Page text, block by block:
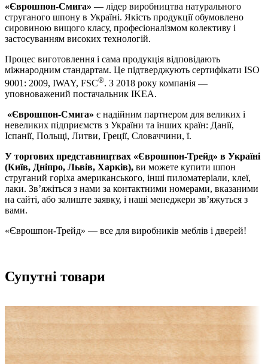
«Єврошпон-Смига» — лідер виробництва натурального
струганого шпону в Україні. Якість продукції обумовлено
сировиною вищого класу, професіоналізмом колективу і
застосуванням високих технологій.
Процес виготовлення і сама продукція відповідають
міжнародним стандартам. Це підтверджують сертифікати ISO
9001: 2009, IWAY, FSC®. З 2018 року компанія —
уповноважений постачальник IKEA.
«Єврошпон-Смига» є надійним партнером для великих і
невеликих підприємств з України та інших країн: Данії,
Іспанії, Польщі, Литви, Греції, Словаччини, ї.
У торгових представництвах «Єврошпон-Трейд» в Україні
(Київ, Дніпро, Львів, Харків), ви можете купити шпон
струганий горіха американського, інші пиломатеріали, клеї,
лаки. Зв’яжіться з нами за контактними номерами, вказаними
на сайті, або залиште заявку, і наші менеджери зв’яжуться з
вами.
«Єврошпон-Трейд» — все для виробників меблів і дверей!
Супутні товари